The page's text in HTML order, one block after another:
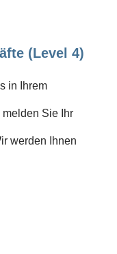
(Level 4)
in Ihrem
Sie Ihr
werden Ihnen